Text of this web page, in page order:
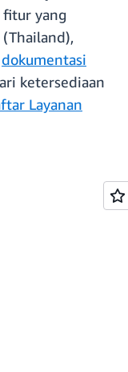
yang
dokumentasi
ketersediaan
Layanan